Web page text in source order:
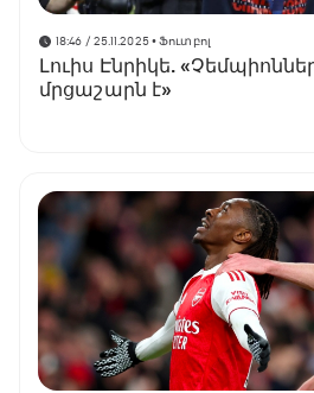
18:46 / 25.11.2025• Ֆուտբոլ
Լուիս Էնրիկե.
մրցաշարն է»